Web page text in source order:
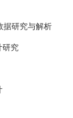
研究与解析
究